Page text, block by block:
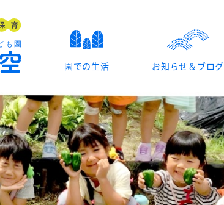
園での生活 お知らせ＆ブログ